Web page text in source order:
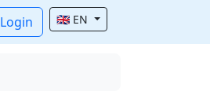
Login 🇬🇧 EN